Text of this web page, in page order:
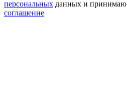
персональных данных и принимаю
соглашение